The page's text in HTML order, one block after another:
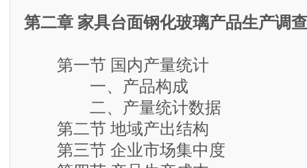
第二章 家具台面钢化玻璃产品生产调查
第一节 国内产量统计
一、产品构成
二、产量统计数据
第二节 地域产出结构
第三节 企业市场集中度